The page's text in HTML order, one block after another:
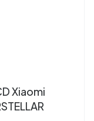
Xiaomi